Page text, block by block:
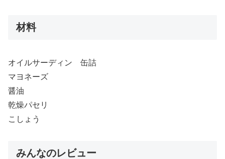
材料
オイルサーディン 缶詰
マヨネーズ
醤油
乾燥パセリ
こしょう
みんなのレビュー